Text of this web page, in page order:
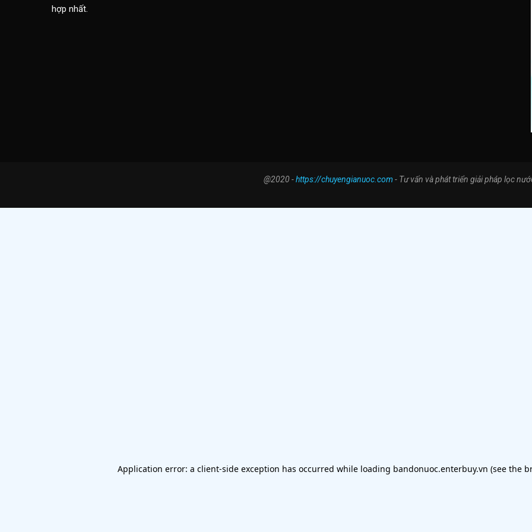
hợp nhất.
@2020 -https://chuyengianuoc.com - Tư vấn và phát triển giải pháp lọc